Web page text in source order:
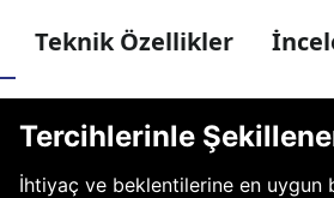
Teknik Özellikler
Tercihlerinle
İhtiyaç ve beklentilerine en uygun